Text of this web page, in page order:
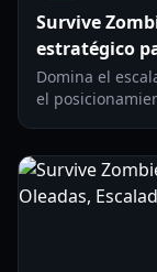
Survive
estratégico
Domina el
el